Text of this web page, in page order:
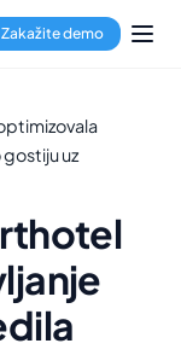
Zakažite demo
uz